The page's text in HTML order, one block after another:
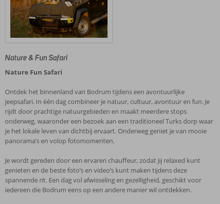
Nature & Fun Safari
Nature Fun Safari
Ontdek het binnenland van Bodrum tijdens een avontuurlijke
jeepsafari. In één dag combineer je natuur, cultuur, avontuur en fun. Je
rijdt door prachtige natuurgebieden en maakt meerdere stops
onderweg, waaronder een bezoek aan een traditioneel Turks dorp waar
je het lokale leven van dichtbij ervaart. Onderweg geniet je van mooie
panorama’s en volop fotomomenten.
Je wordt gereden door een ervaren chauffeur, zodat jij relaxed kunt
genieten en de beste foto’s en video’s kunt maken tijdens deze
spannende rit. Een dag vol afwisseling en gezelligheid, geschikt voor
iedereen die Bodrum eens op een andere manier wil ontdekken.